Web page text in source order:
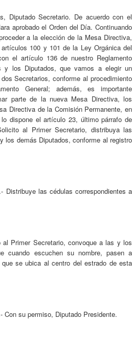
Diputado Secretario. De acuerdo con el
aprobado el Orden del Día. Continuando
a la elección de la Mesa Directiva,
100 y 101 de la Ley Orgánica del
el artículo 136 de nuestro Reglamento
y los Diputados, que vamos a elegir un
Secretarios, conforme al procedimiento
General; además, es importante
parte de la nueva Mesa Directiva, los
Directiva de la Comisión Permanente, en
dispone el artículo 23, último párrafo de
al Primer Secretario, distribuya las
los demás Diputados, conforme al registro
Distribuye las cédulas correspondientes a
Primer Secretario, convoque a las y los
cuando escuchen su nombre, pasen a
se ubica al centro del estrado de esta
Con su permiso, Diputado Presidente.